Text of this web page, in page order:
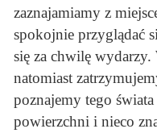
zaznajamiamy z
spokojnie przyglądać
się za chwilę wydarzy.
natomiast
poznajemy tego
powierzchni i nieco